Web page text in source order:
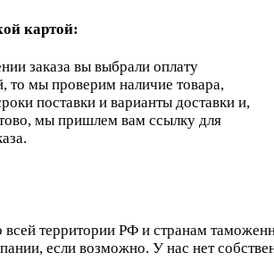
картой:
заказа вы выбрали оплату
то мы проверим наличие товара,
поставки и варианты доставки и,
мы пришлем вам ссылку для
всей территории РФ и странам
если возможно. У нас нет